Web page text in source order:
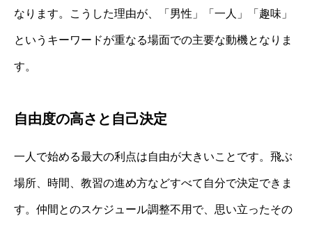
なります。こうした理由が、「男性」「一人」「趣味」
というキーワードが重なる場面での主要な動機となりま
す。
自由度の高さと自己決定
一人で始める最大の利点は自由が大きいことです。飛ぶ
場所、時間、教習の進め方などすべて自分で決定できま
す。仲間とのスケジュール調整不用で、思い立ったその